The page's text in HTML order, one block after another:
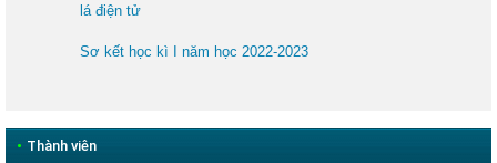
lá điện tử
Sơ kết học kì I năm học 2022-2023
• Thành viên